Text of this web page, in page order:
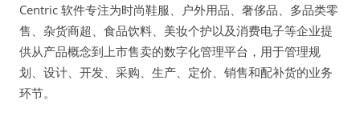
Centric 软件专注为时尚鞋服、户外用品、奢侈品、多品类零
售、杂货商超、食品饮料、美妆个护以及消费电子等企业提
供从产品概念到上市售卖的数字化管理平台，用于管理规
划、设计、开发、采购、生产、定价、销售和配补货的业务
环节。